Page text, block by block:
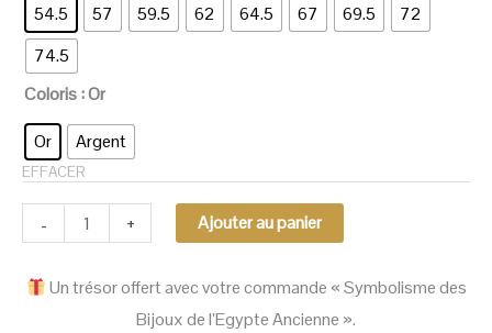
54.5 57 59.5 62 64.5 67 69.5
72
74.5
Coloris: Or
Or Argent
EFFACER
- + Ajouter au panier
Un trésor offert avec votre commande « Symbolisme des
Bijoux de l’Egypte Ancienne ».